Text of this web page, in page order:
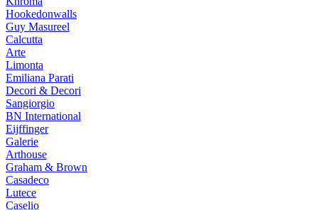
Hookedonwalls
Guy Masureel
Calcutta
Arte
Limonta
Emiliana Parati
Decori & Decori
Sangiorgio
BN International
Eijffinger
Galerie
Arthouse
Graham & Brown
Casadeco
Lutece
Caselio